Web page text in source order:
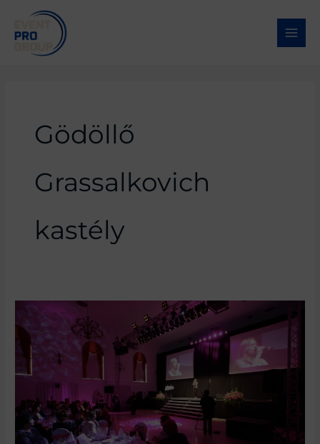
content
Gödöllő
Grassalkovich
kastély
Gödöllői
Királyi
Kastély